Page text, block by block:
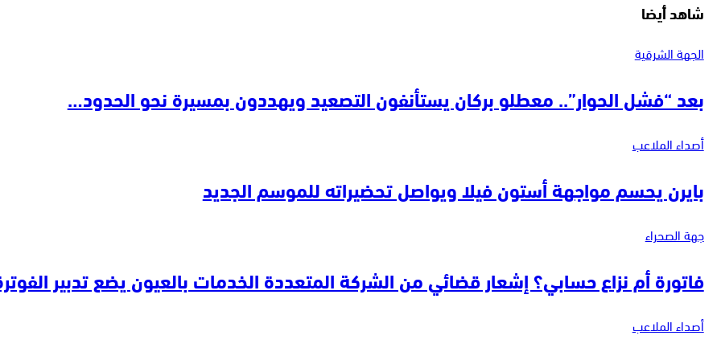
شاهد أيضا
الجهة الشرقية
بعد “فشل الحوار”.. معطلو بركان يستأنفون التصعيد ويهددون بمسيرة نحو الحدود…
أصداء الملاعب
بايرن يحسم مواجهة أستون فيلا ويواصل تحضيراته للموسم الجديد
جهة الصحراء
فاتورة أم نزاع حسابي؟ إشعار قضائي من الشركة المتعددة الخدمات بالعيون يضع تدبير
أصداء الملاعب